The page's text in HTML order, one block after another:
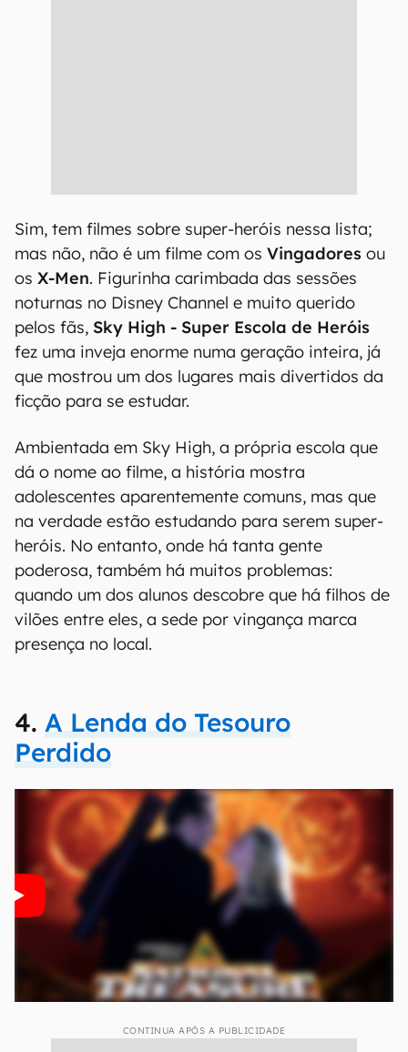
Sim, tem filmes sobre super-heróis nessa lista;
mas não, não é um filme com os Vingadores ou
os X-Men. Figurinha carimbada das sessões
noturnas no Disney Channel e muito querido
pelos fãs, Sky High - Super Escola de Heróis
fez uma inveja enorme numa geração inteira, já
que mostrou um dos lugares mais divertidos da
ficção para se estudar.
Ambientada em Sky High, a própria escola que
dá o nome ao filme, a história mostra
adolescentes aparentemente comuns, mas que
na verdade estão estudando para serem super-
heróis. No entanto, onde há tanta gente
poderosa, também há muitos problemas:
quando um dos alunos descobre que há filhos de
vilões entre eles, a sede por vingança marca
presença no local.
4. A Lenda do Tesouro
Perdido
CONTINUA APÓS A PUBLICIDADE